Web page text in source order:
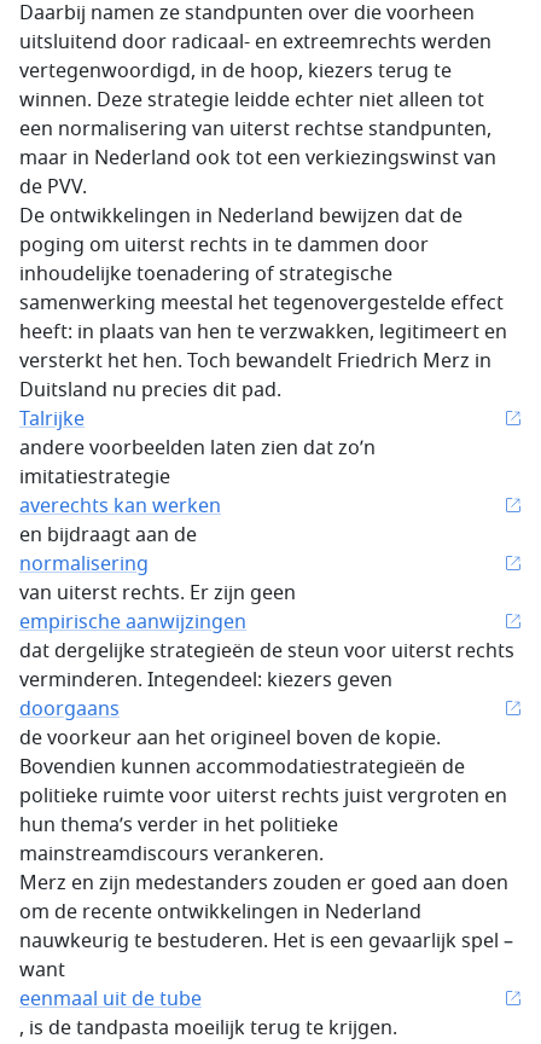
Daarbij namen ze standpunten over die voorheen
uitsluitend door radicaal- en extreemrechts werden
vertegenwoordigd, in de hoop, kiezers terug te
winnen. Deze strategie leidde echter niet alleen tot
een normalisering van uiterst rechtse standpunten,
maar in Nederland ook tot een verkiezingswinst van
de PVV.
De ontwikkelingen in Nederland bewijzen dat de
poging om uiterst rechts in te dammen door
inhoudelijke toenadering of strategische
samenwerking meestal het tegenovergestelde effect
heeft: in plaats van hen te verzwakken, legitimeert en
versterkt het hen. Toch bewandelt Friedrich Merz in
Duitsland nu precies dit pad.
Talrijke
andere voorbeelden laten zien dat zo’n
imitatiestrategie
averechts kan werken
en bijdraagt aan de
normalisering
van uiterst rechts. Er zijn geen
empirische aanwijzingen
dat dergelijke strategieën de steun voor uiterst rechts
verminderen. Integendeel: kiezers geven
doorgaans
de voorkeur aan het origineel boven de kopie.
Bovendien kunnen accommodatiestrategieën de
politieke ruimte voor uiterst rechts juist vergroten en
hun thema’s verder in het politieke
mainstreamdiscours verankeren.
Merz en zijn medestanders zouden er goed aan doen
om de recente ontwikkelingen in Nederland
nauwkeurig te bestuderen. Het is een gevaarlijk spel –
want
eenmaal uit de tube
, is de tandpasta moeilijk terug te krijgen.